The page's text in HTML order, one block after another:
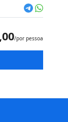
/por pessoa